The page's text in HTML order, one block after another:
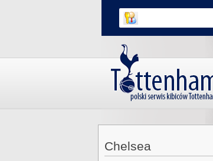
Chelsea